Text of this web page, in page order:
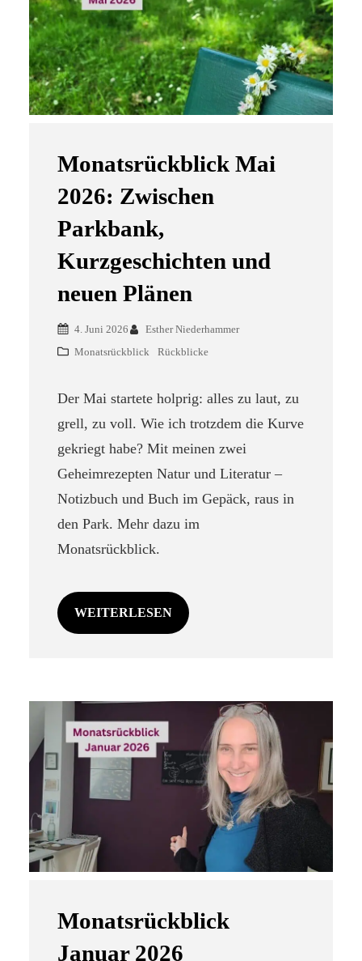
Monatsrückblick Mai
2026: Zwischen
Parkbank,
Kurzgeschichten und
neuen Plänen
4. Juni 2026
Esther Niederhammer
Monatsrückblick
Rückblicke
Der Mai startete holprig: alles zu laut, zu
grell, zu voll. Wie ich trotzdem die Kurve
gekriegt habe? Mit meinen zwei
Geheimrezepten Natur und Literatur –
Notizbuch und Buch im Gepäck, raus in
den Park. Mehr dazu im
Monatsrückblick.
WEITERLESEN
Monatsrückblick
Januar 2026